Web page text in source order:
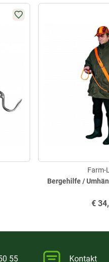
Bergehilfe /
Farm-
€
55 Kontakt